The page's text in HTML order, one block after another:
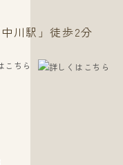
川駅」徒歩2分
こちら